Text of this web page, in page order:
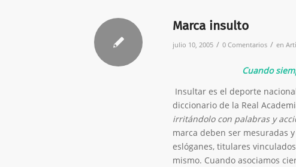
Marca insulto
julio 10, 2005 / 0 Comentarios / en
Cuando
Insultar es el deporte
diccionario de la Real
irritándolo con palabras y
marca deben ser mesuradas
eslóganes, titulares
mismo. Cuando asociamos